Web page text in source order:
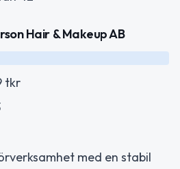
Hair & Makeup AB
tkr
med en stabil